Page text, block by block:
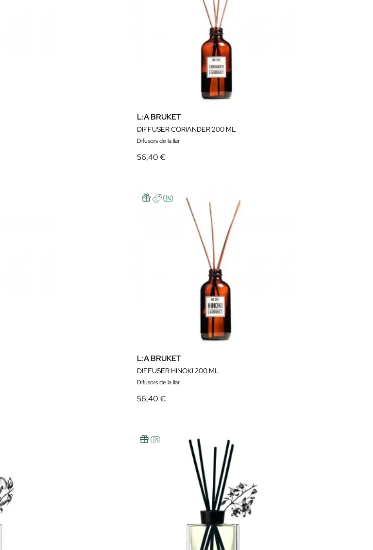
L:A BRUKET
DIFFUSER CORIANDER 200 ML
Difusors de la llar
56,40 €
L:A BRUKET
DIFFUSER HINOKI 200 ML
Difusors de la llar
56,40 €